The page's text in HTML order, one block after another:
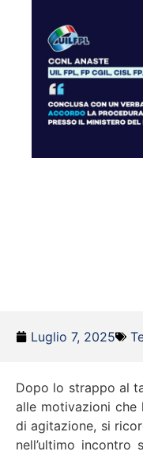
Luglio 7, 2025
Dopo lo strappo al
alle motivazioni
di agitazione, si
nell’ultimo